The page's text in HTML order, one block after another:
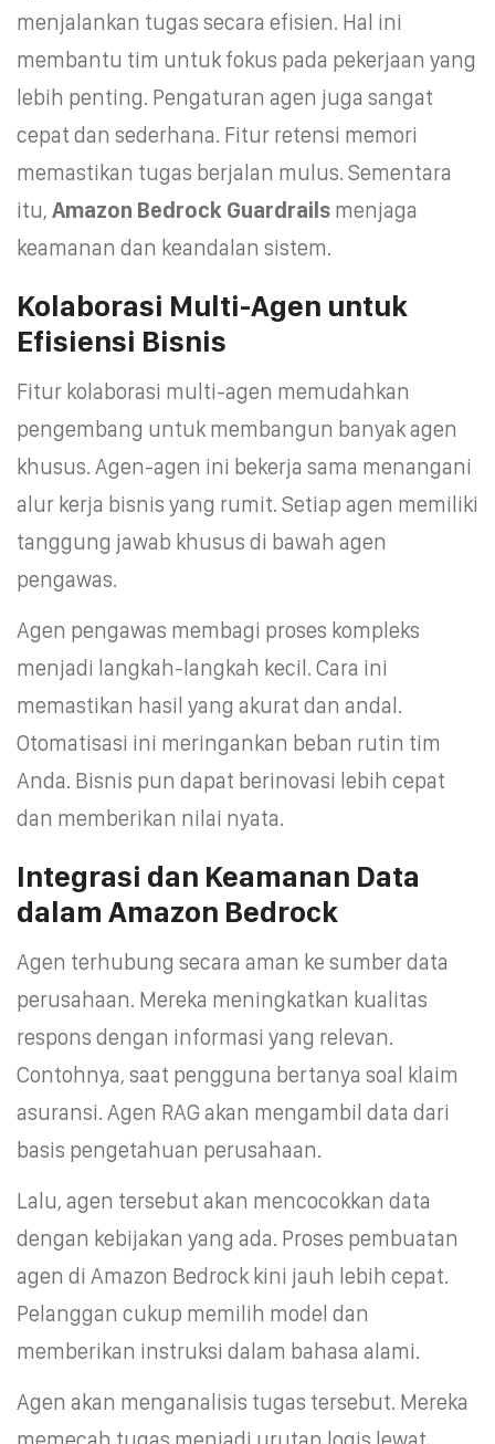
menjalankan tugas secara efisien. Hal ini
membantu tim untuk fokus pada pekerjaan yang
lebih penting. Pengaturan agen juga sangat
cepat dan sederhana. Fitur retensi memori
memastikan tugas berjalan mulus. Sementara
itu, Amazon Bedrock Guardrails menjaga
keamanan dan keandalan sistem.
Kolaborasi Multi-Agen untuk
Efisiensi Bisnis
Fitur kolaborasi multi-agen memudahkan
pengembang untuk membangun banyak agen
khusus. Agen-agen ini bekerja sama menangani
alur kerja bisnis yang rumit. Setiap agen memiliki
tanggung jawab khusus di bawah agen
pengawas.
Agen pengawas membagi proses kompleks
menjadi langkah-langkah kecil. Cara ini
memastikan hasil yang akurat dan andal.
Otomatisasi ini meringankan beban rutin tim
Anda. Bisnis pun dapat berinovasi lebih cepat
dan memberikan nilai nyata.
Integrasi dan Keamanan Data
dalam Amazon Bedrock
Agen terhubung secara aman ke sumber data
perusahaan. Mereka meningkatkan kualitas
respons dengan informasi yang relevan.
Contohnya, saat pengguna bertanya soal klaim
asuransi. Agen RAG akan mengambil data dari
basis pengetahuan perusahaan.
Lalu, agen tersebut akan mencocokkan data
dengan kebijakan yang ada. Proses pembuatan
agen di Amazon Bedrock kini jauh lebih cepat.
Pelanggan cukup memilih model dan
memberikan instruksi dalam bahasa alami.
Agen akan menganalisis tugas tersebut. Mereka